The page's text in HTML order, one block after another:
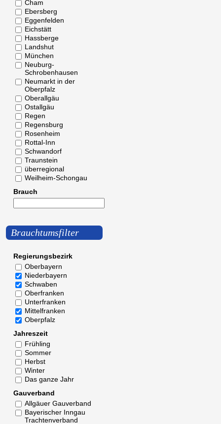
Cham
Ebersberg
Eggenfelden
Eichstätt
Hassberge
Landshut
München
Neuburg-
Schrobenhausen
Neumarkt in der
Oberpfalz
Oberallgäu
Ostallgäu
Regen
Regensburg
Rosenheim
Rottal-Inn
Schwandorf
Traunstein
überregional
Weilheim-Schongau
Brauch
Brauchtumsfilter
Regierungsbezirk
Oberbayern
Niederbayern
Schwaben
Oberfranken
Unterfranken
Mittelfranken
Oberpfalz
Jahreszeit
Frühling
Sommer
Herbst
Winter
Das ganze Jahr
Gauverband
Allgäuer Gauverband
Bayerischer Inngau
Trachtenverband